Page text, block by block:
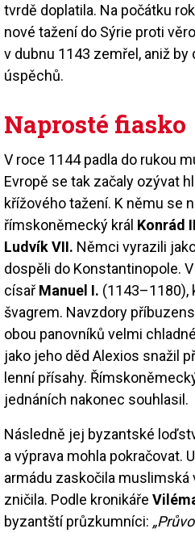
tvrdě doplatila. Na počátku
nové tažení do Sýrie proti
v dubnu 1143 zemřel, aniž
úspěchů.
Naprosté fiasko
V roce 1144 padla do rukou
Evropě se tak začaly ozývat
křížového tažení. K němu se
římskoněmecký král Konrád
Ludvík VII. Němci vyrazili
dospěli do Konstantinopole.
císař Manuel I. (1143–1180),
švagrem. Navzdory
obou panovníků velmi
jako jeho děd Alexios snažil
lenní přísahy.
jednáních nakonec souhlasil.
Následně jej byzantské
a výprava mohla pokračovat.
armádu zaskočila
zničila. Podle kronikáře
byzantští průzkumníci: